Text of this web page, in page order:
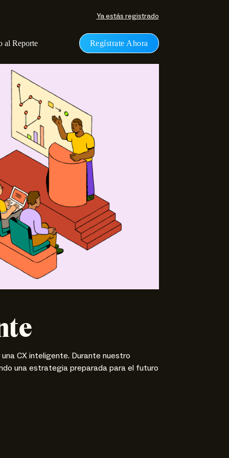
Ya estás registrado
al Reporte Regístrate Ahora
CX inteligente. Durante nuestro
una estrategia preparada para el futuro